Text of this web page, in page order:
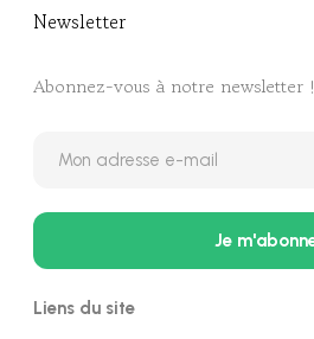
Newsletter​
Abonnez-vous à notre newsletter !
Liens du site